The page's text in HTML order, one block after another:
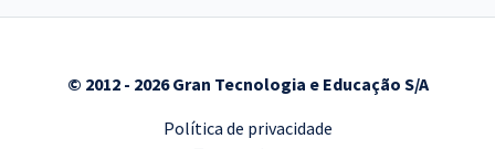
© 2012 - 2026 Gran Tecnologia e Educação S/A
Política de privacidade